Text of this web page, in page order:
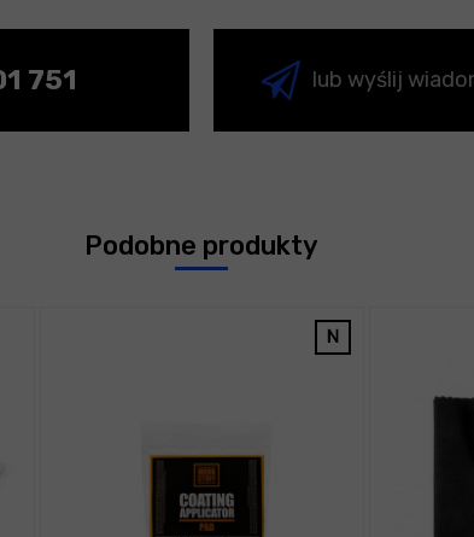
751 lub wyślij
Podobne produkty